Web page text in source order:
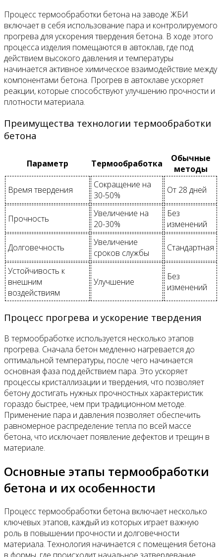
Процесс термообработки бетона на заводе ЖБИ
включает в себя использование пара и контролируемого
прогрева для ускорения твердения бетона. В ходе этого
процесса изделия помещаются в автоклав, где под
действием высокого давления и температуры
начинается активное химическое взаимодействие между
компонентами бетона. Прогрев в автоклаве ускоряет
реакции, которые способствуют улучшению прочности и
плотности материала.
Преимущества технологии термообработки
бетона
Параметр Термообработка
Обычные
методы
Время твердения
Сокращение на
30-50%
От 28 дней
Прочность
Увеличение на
20-30%
Без
изменений
Долговечность
Увеличение
сроков службы
Стандартная
Устойчивость к
внешним
воздействиям
Улучшение
Без
изменений
Процесс прогрева и ускорение твердения
В термообработке используется несколько этапов
прогрева. Сначала бетон медленно нагревается до
оптимальной температуры, после чего начинается
основная фаза под действием пара. Это ускоряет
процессы кристаллизации и твердения, что позволяет
бетону достигать нужных прочностных характеристик
гораздо быстрее, чем при традиционном методе.
Применение пара и давления позволяет обеспечить
равномерное распределение тепла по всей массе
бетона, что исключает появление дефектов и трещин в
материале.
Основные этапы термообработки
бетона и их особенности
Процесс термообработки бетона включает несколько
ключевых этапов, каждый из которых играет важную
роль в повышении прочности и долговечности
материала. Технология начинается с помещения бетона